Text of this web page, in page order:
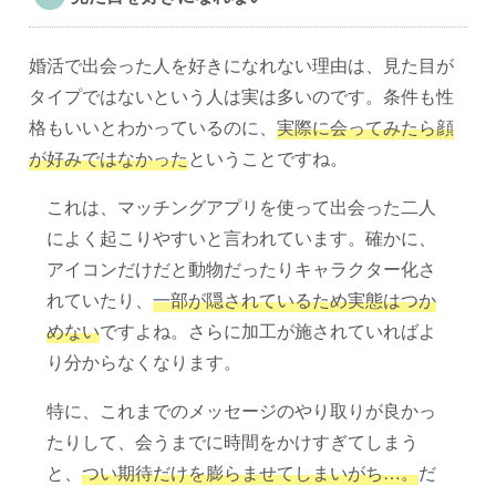
婚活で出会った人を好きになれない理由は、見た目が
タイプではないという人は実は多いのです。条件も性
格もいいとわかっているのに、 実際に会ってみたら顔
が好みではなかったということですね。
これは、マッチングアプリを使って出会った二人
によく起こりやすいと言われています。確かに、
アイコンだけだと動物だったりキャラクター化さ
れていたり、 一部が隠されているため実態はつか
めないですよね。さらに加工が施されていればよ
り分からなくなります。
特に、これまでのメッセージのやり取りが良かっ
たりして、会うまでに時間をかけすぎてしまう
と、 つい期待だけを膨らませてしまいがち…。だ